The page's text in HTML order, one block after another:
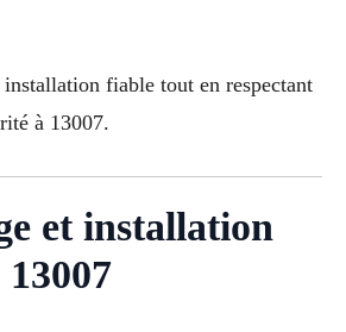
installation fiable tout en respectant
à 13007.
et installation